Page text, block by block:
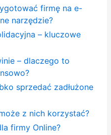
firmę na e-
narzędzie?
– kluczowe
– dlaczego to
sprzedać zadłużone
z nich korzystać?
firmy Online?